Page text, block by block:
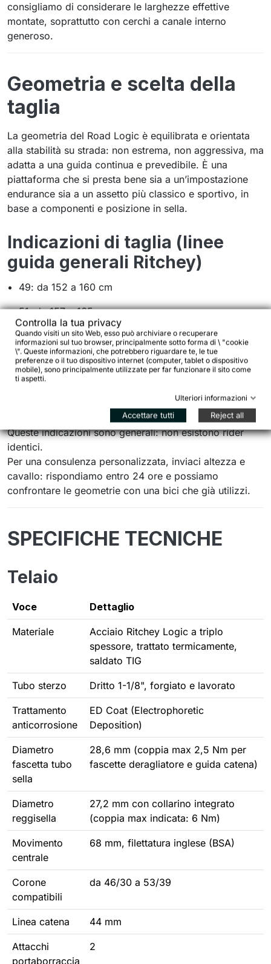
consigliamo di considerare le larghezze effettive
montate, soprattutto con cerchi a canale interno
generoso.
Geometria e scelta della
taglia
La geometria del Road Logic è equilibrata e orientata
alla stabilità su strada: non estrema, non aggressiva, ma
adatta a una guida continua e prevedibile. È una
piattaforma che si presta bene sia a un’impostazione
endurance sia a un assetto più classico e sportivo, in
base a componenti e posizione in sella.
Indicazioni di taglia (linee
guida generali Ritchey)
49: da 152 a 160 cm
51: da 157 a 165 cm
53: da 163 a 173 cm
55: da 170 a 180 cm
57: da 179 a 185 cm
59: da 183 a 191 cm
Queste indicazioni sono generali: non esistono rider
identici.
Per una consulenza personalizzata, inviaci altezza e
cavallo: rispondiamo entro 24 ore e possiamo
confrontare le geometrie con una bici che già utilizzi.
SPECIFICHE TECNICHE
Telaio
Voce Dettaglio
Materiale
Acciaio Ritchey Logic a triplo
spessore, trattato termicamente,
saldato TIG
Tubo sterzo Dritto 1-1/8", forgiato e lavorato
Trattamento
anticorrosione
ED Coat (Electrophoretic
Deposition)
Diametro
fascetta tubo
sella
28,6 mm (coppia max 2,5 Nm per
fascette deragliatore e guida catena)
Diametro
reggisella
27,2 mm con collarino integrato
(coppia max indicata: 6 Nm)
Movimento
centrale
68 mm, filettatura inglese (BSA)
Corone
compatibili
da 46/30 a 53/39
Linea catena 44 mm
Attacchi
portaborraccia
2
Controlla la tua privacy
Quando visiti un sito Web, esso può archiviare o recuperare
informazioni sul tuo browser, principalmente sotto forma di \ "cookie
\". Queste informazioni, che potrebbero riguardare te, le tue
preferenze o il tuo dispositivo internet (computer, tablet o dispositivo
mobile), sono principalmente utilizzate per far funzionare il sito come
ti aspetti.
Ulteriori informazioni
Accettare tutti Reject all